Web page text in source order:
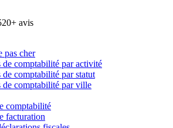
avis
pas cher
de comptabilité par activité
comptabilité par statut
de comptabilité par ville
comptabilité
facturation